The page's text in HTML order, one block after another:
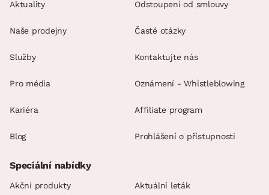
Aktuality
Naše prodejny
Služby
Pro média
Kariéra
Blog
Odstoupení od smlouvy
Časté otázky
Kontaktujte nás
Oznámení - Whistleblowing
Affiliate program
Prohlášení o přístupnosti
Speciální nabídky
Akční produkty Aktuální leták